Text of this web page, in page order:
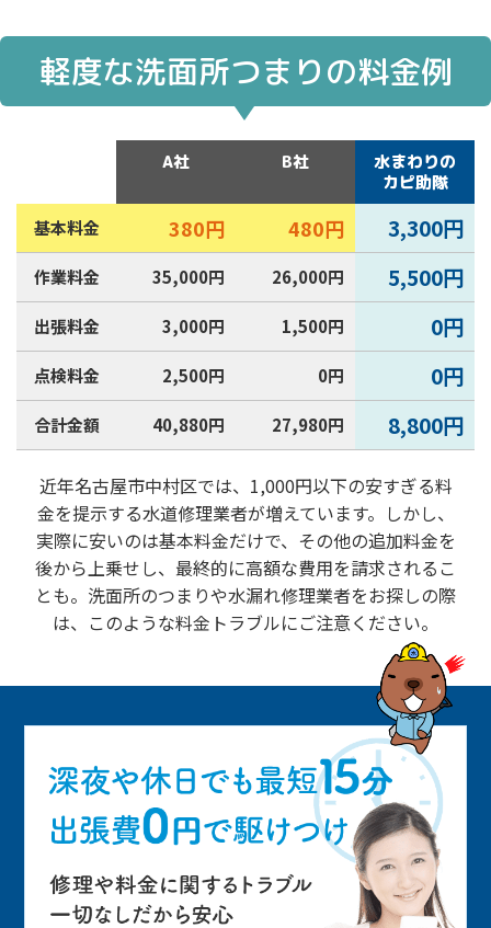
新年が始まり、あっという間に1ヶ月が過ぎま
した。2月に入り、寒さが厳しい日もあれば、
暖冬を感じる日もありますね。そんな中、お
家の洗面所で水道トラブルは起きていません
か？蛇口の水漏れ、排水口のつまり、異臭、
水が止まらないなど、洗面所でも突然トラブ
ルが発生することがあります。深夜や休日を
問わず起こる可能性があるため、万が一トラ
ブルが発生した場合は、名古屋市中村区の水
道局指定工事店へ相談するのがおすすめで
す。無料相談を受け付け、迅速な原因調査・
見積もり・修理に対応している業者もあるた
め、被害が大きくなる前に早めの対処を心が
けましょう。
2025年2月
軽度な洗面所つまりの料金例
A社 B社
水まわりの
カピ助隊
基本料金
380円 480円 3,300円
作業料金 35,000円 26,000円 5,500円
出張料金 3,000円 1,500円 0円
点検料金 2,500円 0円 0円
合計金額 40,880円 27,980円 8,800円
近年名古屋市中村区では、1,000円以下の安すぎる料
金を提示する水道修理業者が増えています。しかし、
実際に安いのは基本料金だけで、その他の追加料金を
後から上乗せし、最終的に高額な費用を請求されるこ
とも。洗面所のつまりや水漏れ修理業者をお探しの際
は、このような料金トラブルにご注意ください。